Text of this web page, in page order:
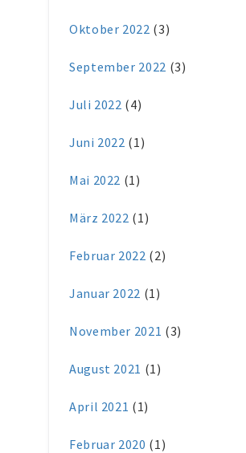
Oktober 2022 (3)
September 2022 (3)
Juli 2022 (4)
Juni 2022 (1)
Mai 2022 (1)
März 2022 (1)
Februar 2022 (2)
Januar 2022 (1)
November 2021 (3)
August 2021 (1)
April 2021 (1)
Februar 2020 (1)